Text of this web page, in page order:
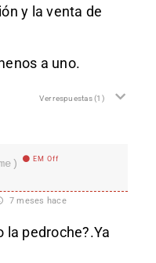
y la venta de
a uno.
Ver respuestas(1)
EM Off
7 meses hace
la pedroche?.Ya